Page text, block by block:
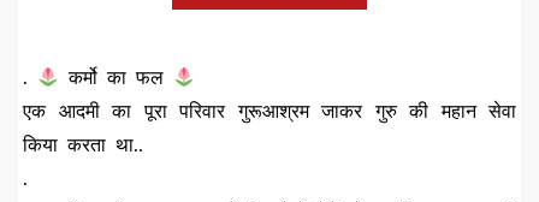
.
कर्मो का फल
एक आदमी का पूरा परिवार गुरूआश्रम जाकर गुरु की महान सेवा
किया करता था..
.